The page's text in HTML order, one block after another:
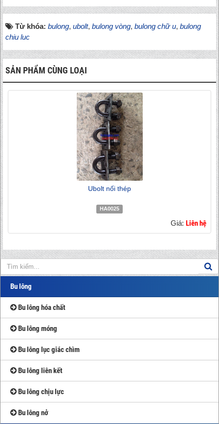
Từ khóa: bulong, ubolt, bulong vòng, bulong chữ u, bulong
chiu luc
SẢN PHẨM CÙNG LOẠI
Ubolt nối thép
HA0025
Giá: Liên hệ
Bu lông
Bu lông hóa chất
Bu lông móng
Bu lông lục giác chìm
Bu lông liên kết
Bu lông chịu lực
Bu lông nở